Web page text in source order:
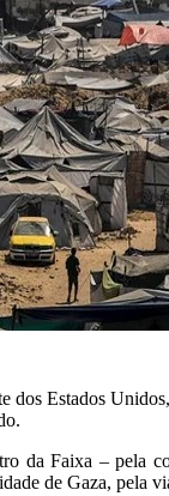
Estados
da Faixa –
de Gaza, pela